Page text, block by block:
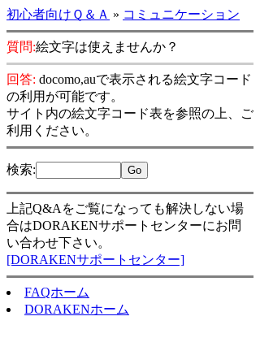
初心者向けＱ＆Ａ » コミュニケーション
質問:絵文字は使えませんか？
回答: docomo,auで表示される絵文字コード
の利用が可能です。
サイト内の絵文字コード表を参照の上、ご
利用ください。
検索:
上記Q&Aをご覧になっても解決しない場
合はDORAKENサポートセンターにお問
い合わせ下さい。
[DORAKENサポートセンター]
FAQホーム
DORAKENホーム